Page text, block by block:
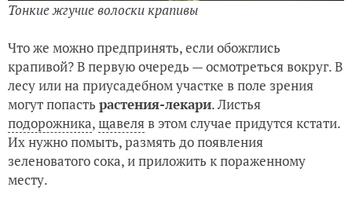
Тонкие жгучие волоски крапивы
Что же можно предпринять, если обожглись
крапивой? В первую очередь — осмотреться вокруг. В
лесу или на приусадебном участке в поле зрения
могут попасть растения-лекари. Листья
подорожника,щавеляв этом случае придутся кстати.
Их нужно помыть, размять до появления
зеленоватого сока, и приложить к пораженному
месту.